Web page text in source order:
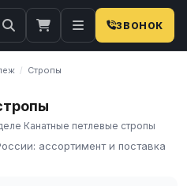
ЗВОНОК
/ Стропы
Канатные петлевые стропы
ассортимент и поставка
Канатные петлевые стропы в